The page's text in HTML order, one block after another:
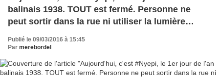
balinais 1938. TOUT est fermé. Personne ne
peut sortir dans la rue ni utiliser la lumière
artificielle depuis 6h ce matin jusqu'à 6h demain
matin. Même l'aéroport est fermé : aucun avion
journée dédiée à l'introspection. L'occasion
Publié le 09/03/2016 à 15:45
Par merebordel